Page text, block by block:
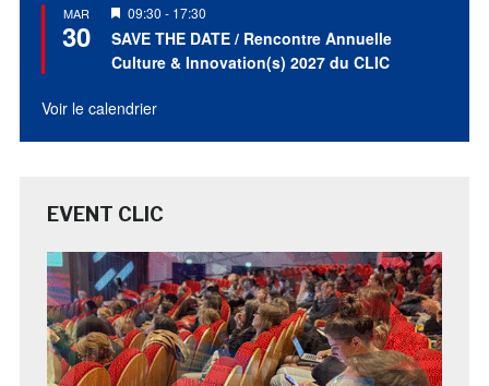
MAR
30
Mis
en
avant
09:30 - 17:30
SAVE THE DATE / Rencontre Annuelle
Culture & Innovation(s) 2027 du CLIC
Voir le calendrier
EVENT CLIC